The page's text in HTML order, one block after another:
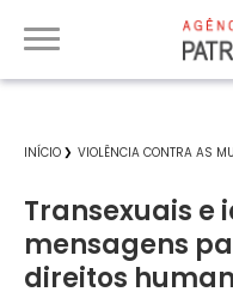
INÍCIO VIOLÊNCIA CONTRA AS
Transexuais e
mensagens
direitos